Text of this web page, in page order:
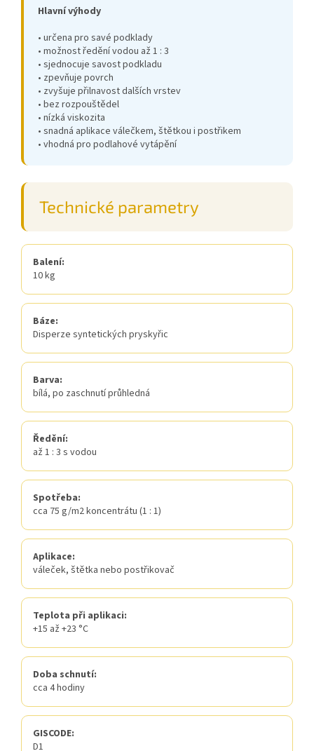
Hlavní výhody
• určena pro savé podklady
• možnost ředění vodou až 1 : 3
• sjednocuje savost podkladu
• zpevňuje povrch
• zvyšuje přilnavost dalších vrstev
• bez rozpouštědel
• nízká viskozita
• snadná aplikace válečkem, štětkou i postřikem
• vhodná pro podlahové vytápění
Technické parametry
Balení:
10 kg
Báze:
Disperze syntetických pryskyřic
Barva:
bílá, po zaschnutí průhledná
Ředění:
až 1 : 3 s vodou
Spotřeba:
cca 75 g/m2 koncentrátu (1 : 1)
Aplikace:
váleček, štětka nebo postřikovač
Teplota při aplikaci:
+15 až +23 °C
Doba schnutí:
cca 4 hodiny
GISCODE:
D1